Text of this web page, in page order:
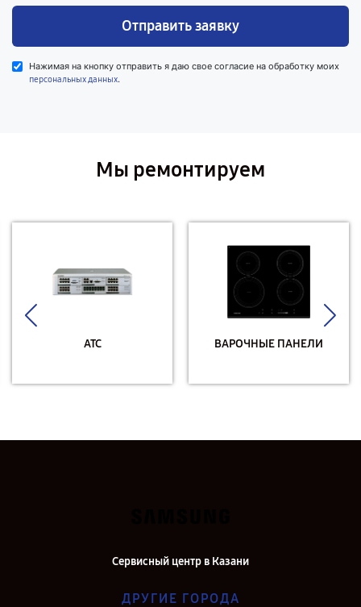
Отправить заявку
Нажимая на кнопку отправить я даю свое согласие на обработку моих
персональных данных.
Мы ремонтируем
АТС ВАРОЧНЫЕ ПАНЕЛИ
Сервисный центр в Казани
ДРУГИЕ ГОРОДА